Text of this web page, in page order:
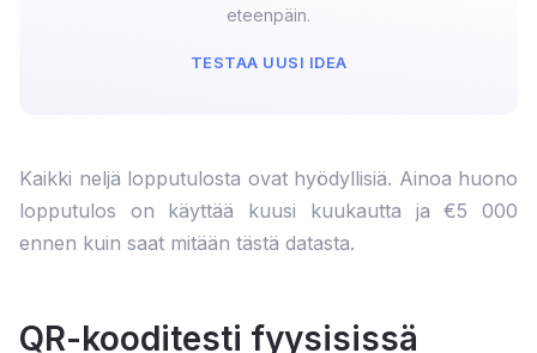
eteenpäin.
TESTAA UUSI IDEA
Kaikki neljä lopputulosta ovat hyödyllisiä. Ainoa huono
lopputulos on käyttää kuusi kuukautta ja €5 000
ennen kuin saat mitään tästä datasta.
QR-kooditesti fyysisissä